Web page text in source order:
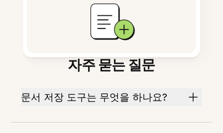
자주 묻는 질문
문서 저장 도구는 무엇을 하나요?